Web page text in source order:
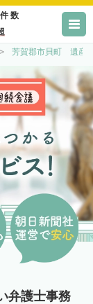
数
芳賀郡市貝町 遺産
弁護士事務